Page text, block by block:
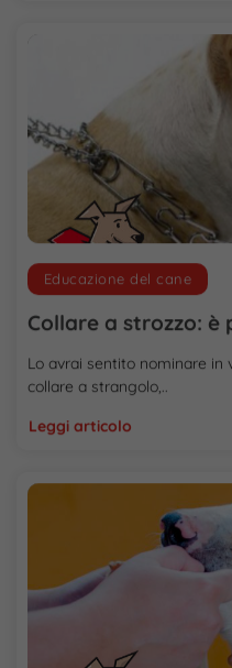
Educazione del cane
Collare a strozzo: è
Lo avrai sentito nominare in
collare a strangolo,..
Leggi articolo